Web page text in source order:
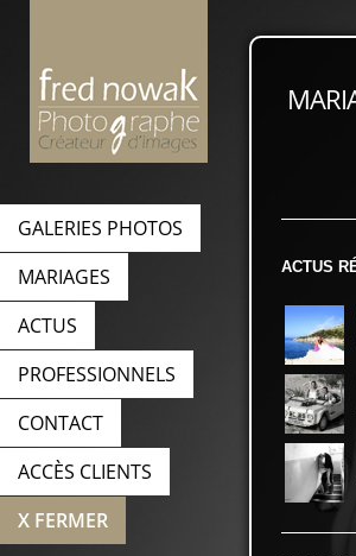
GALERIES PHOTOS
MARIAGES
ACTUS
PROFESSIONNELS
CONTACT
ACCÈS CLIENTS
X FERMER
ACTUS